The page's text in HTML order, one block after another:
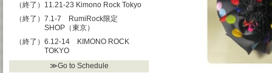
（終了）11.21-23 Kimono Rock Tokyo
（終了）7.1-7 RumiRock限定
SHOP（東京）
（終了）6.12-14 KIMONO ROCK
TOKYO
≫Go to Schedule